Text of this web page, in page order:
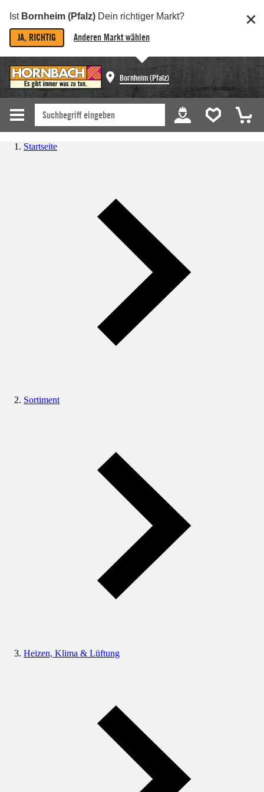
Ist Bornheim (Pfalz) Dein richtiger Markt?
JA, RICHTIG Anderen Markt wählen
Bornheim (Pfalz)
Startseite
Sortiment
Heizen, Klima & Lüftung